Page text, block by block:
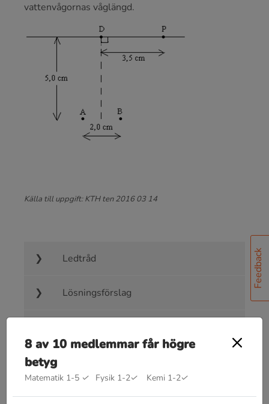
Feedback
vatten­vågornas våglängd.
Källa till uppgift: KTH ten 2016 03 14
Ledtråd
Lösningsförslag
8 av 10 medlemmar får högre
betyg
Matematik 1-5 ✓ Fysik 1-2✓ Kemi 1-2✓